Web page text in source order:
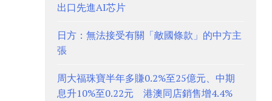
出口先進AI芯片
日方：無法接受有關「敵國條款」的中方主
張
周大福珠寶半年多賺0.2%至25億元、中期
息升10%至0.22元 港澳同店銷售增4.4%